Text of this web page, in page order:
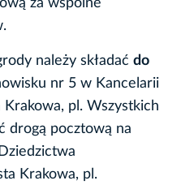
należy składać do
nr 5 w Kancelarii
pl. Wszystkich
drogą pocztową na
Krakowa, pl.